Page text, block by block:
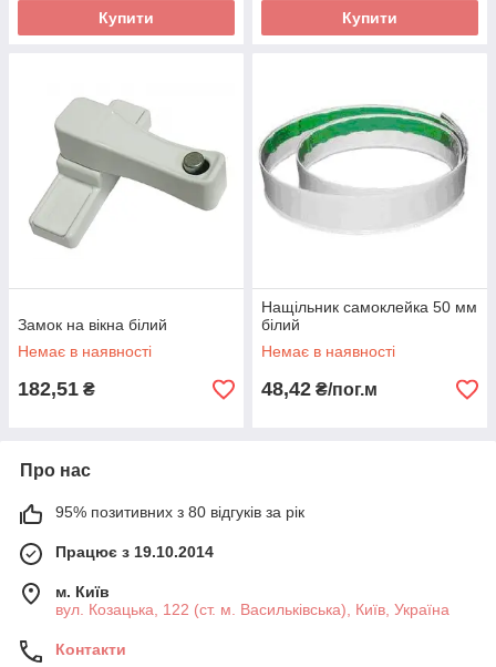
Купити Купити
Замок на вікна білий
Немає в наявності
182,51 ₴
Нащільник самоклейка 50 мм
білий
Немає в наявності
48,42 ₴/пог.м
Про нас
95% позитивних з 80 відгуків за рік
Працює з 19.10.2014
м. Київ
вул. Козацька, 122 (ст. м. Васильківська), Київ, Україна
Контакти